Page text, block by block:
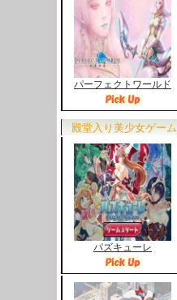
パーフェクトワールド
殿堂入り美少女ゲーム
パズキューレ